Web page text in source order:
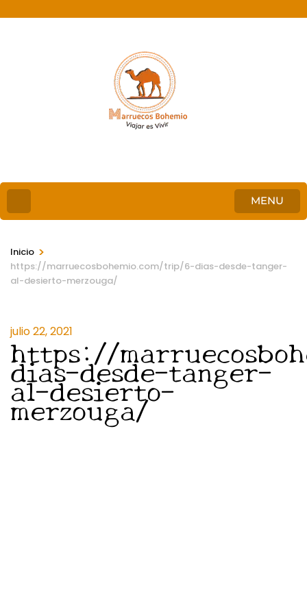
MENU
Inicio >
https://marruecosbohemio.com/trip/6-dias-desde-tanger-
al-desierto-merzouga/
julio 22, 2021
https://
dias-desde-tanger-
al-desierto-
merzouga/